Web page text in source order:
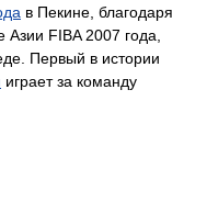
в Пекине, благодаря
Азии FIBA 2007 года,
Первый в истории
играет за команду